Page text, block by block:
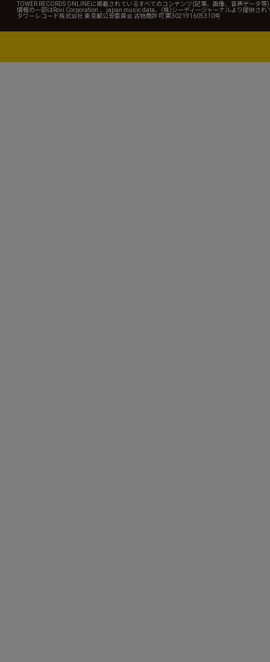
TOWER RECORDS ONLINEに掲載されているすべてのコンテンツ(記事、画像、音声データ
情報の一部はRovi Corporation.、japan music data、(株)シーディージャーナルより提供され
タワーレコード株式会社 東京都公安委員会 古物商許可 第302191605310号